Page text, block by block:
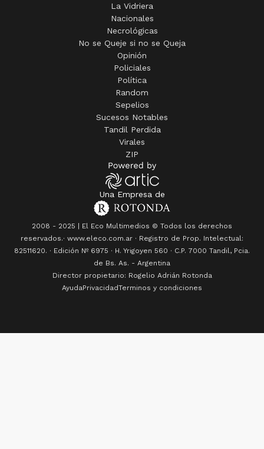
La Vidriera
Nacionales
Necrológicas
No se Queje si no se Queja
Opinión
Policiales
Política
Random
Sepelios
Sucesos Notables
Tandil Perdida
Virales
ZIP
Una Empresa de
2008 - 2025 | El Eco Multimedios © Todos los derechos
reservados.· www.eleco.com.ar · Registro de Prop. Intelectual:
82511620. · Edición Nº 6975 · H. Yrigoyen 560 · C.P. 7000 Tandil, Pcia.
de Bs. As. - Argentina
Director propietario: Rogelio Adrián Rotonda
AyudaPrivacidadTerminos y condiciones